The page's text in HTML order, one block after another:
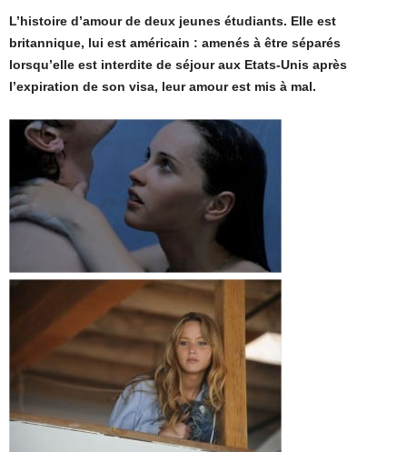
L’histoire d’amour de deux jeunes étudiants. Elle est
britannique, lui est américain : amenés à être séparés
lorsqu’elle est interdite de séjour aux Etats-Unis après
l’expiration de son visa, leur amour est mis à mal.